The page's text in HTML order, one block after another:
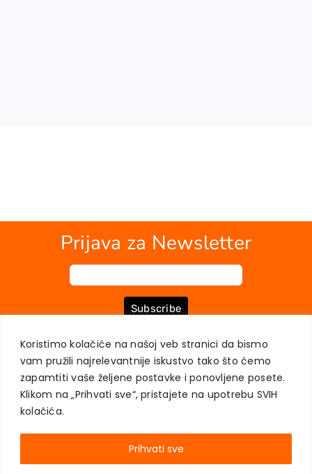
Koristimo kolačiće na našoj veb stranici da bismo
vam pružili najrelevantnije iskustvo tako što ćemo
zapamtiti vaše željene postavke i ponovljene posete.
Klikom na „Prihvati sve“, pristajete na upotrebu SVIH
kolačića.
Prihvati sve
Prijava za Newsletter
Subscribe
O NAMA KNJIGE MOJ NALOG KONTAKT
USLOVI KUPOVINE
ZAŠTITA PRIVATNOSTI KORISNIKA
AKADEMSKA KNJIGA © 2023